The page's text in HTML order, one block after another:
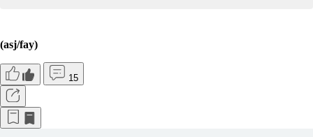
(asj/fay)
15